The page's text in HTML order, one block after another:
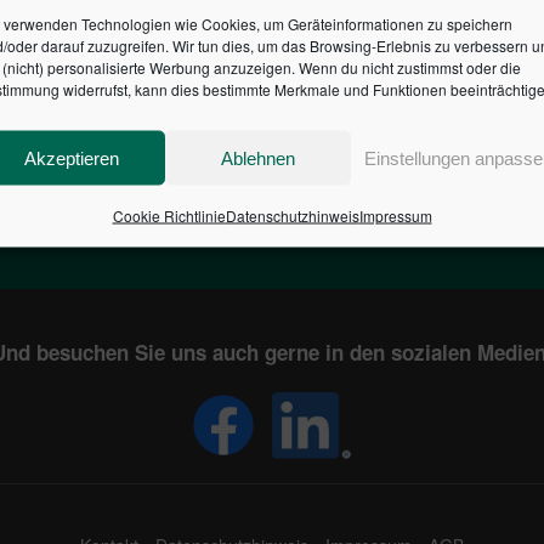
verwenden Technologien wie Cookies, um Geräteinformationen zu speichern
oder darauf zuzugreifen. Wir tun dies, um das Browsing-Erlebnis zu verbessern
personalisierte Werbung anzuzeigen. Wenn du nicht zustimmst oder die
widerrufst, kann dies bestimmte Merkmale und Funktionen
Akzeptieren Ablehnen Einstellungen
Cookie RichtlinieDatenschutzhinweisImpressum
DES BUNDES DER
€
IN DEUTSCHLAND
besuchen Sie uns auch gerne in den sozialen